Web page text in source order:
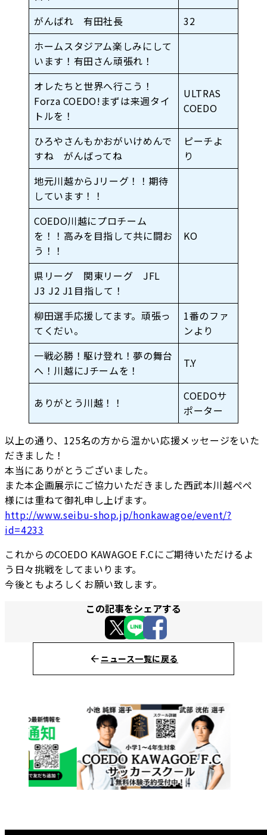
がんばれ 有田社長
32
ホームスタジアム楽しみにして
います！有田さん頑張れ！
オレたちと世界へ行こう！
Forza COEDO!まずは来週タイ
トルを！
ULTRAS
COEDO
ひろやさんもかおがいけめんで
すね がんばってね
ピーチよ
り
地元川越からJリーグ！！期待
しています！！
COEDO川越にプロチーム
を！！高みを目指して共に闘お
う！！
KO
県リーグ 関東リーグ JFL
J3 J2 J1目指して！
柳田選手応援してます。頑張っ
てくだい。
1番のファ
ンより
一戦必勝！駆け登れ！夢の舞台
へ！川越にJチームを！
T.Y
ありがとう川越！！
COEDOサ
ポーター
以上の通り、125名の方から温かい応援メッセージをいた
だきました！
本当にありがとうございました。
また本企画展示にご協力いただきました西武本川越ぺぺ
様には重ねて御礼申し上げます。
http://www.seibu-shop.jp/honkawagoe/event/?
id=4233
これからのCOEDO KAWAGOE F.Cにご期待いただけるよ
う日々挑戦をしてまいります。
今後ともよろしくお願い致します。
この記事をシェアする
ニュース一覧に戻る